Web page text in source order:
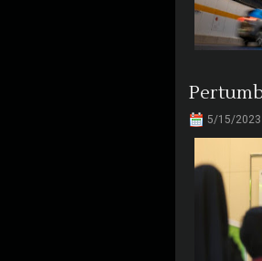
5/15/2023